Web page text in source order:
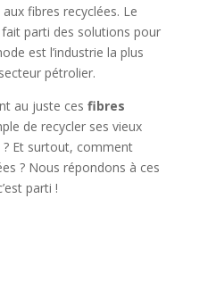
fibres recyclées. Le
parti des solutions pour
est l’industrie la plus
pétrolier.
au juste ces fibres
de recycler ses vieux
Et surtout, comment
? Nous répondons à ces
parti !